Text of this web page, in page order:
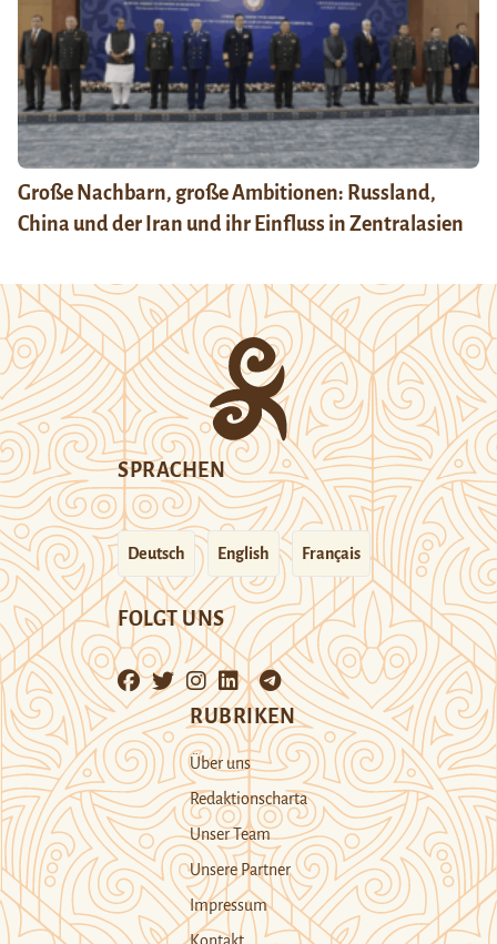
Große Nachbarn, große Ambitionen: Russland,
China und der Iran und ihr Einfluss in Zentralasien
SPRACHEN
Deutsch English Français
FOLGT UNS
RUBRIKEN
Über uns
Redaktionscharta
Unser Team
Unsere Partner
Impressum